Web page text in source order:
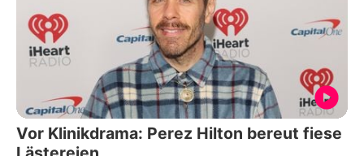
Vor Klinikdrama: Perez Hilton bereut fiese